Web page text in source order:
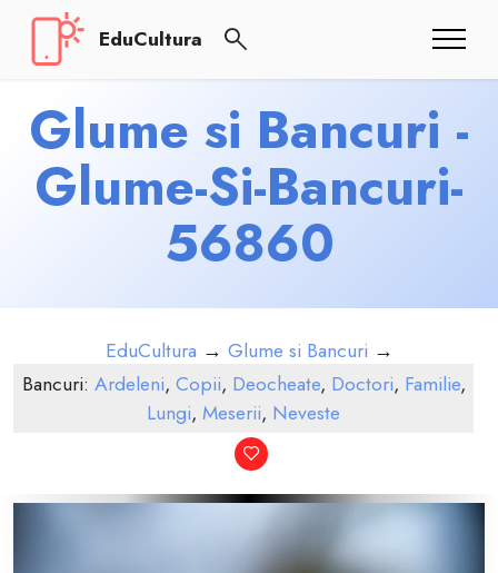
EduCultura
Glume si Bancuri -
Glume-Si-Bancuri-
56860
EduCultura → Glume si Bancuri →
Bancuri: Ardeleni, Copii, Deocheate, Doctori, Familie,
Lungi, Meserii, Neveste